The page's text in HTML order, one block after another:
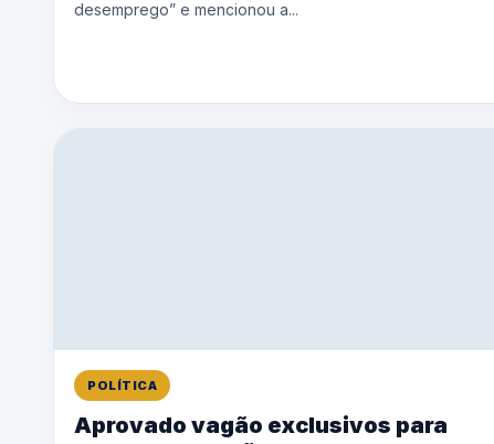
desemprego” e mencionou a...
POLÍTICA
Aprovado vagão exclusivos para